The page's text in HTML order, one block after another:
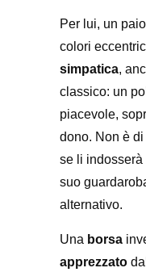
Per lui, un
colori
simpatica,
classico: un
piacevole,
dono. Non è
se li indosserà
suo
alternativo.
Una borsa
apprezzato